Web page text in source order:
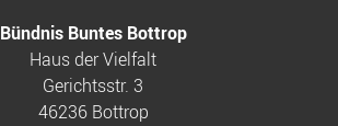
Bündnis Buntes Bottrop
Haus der Vielfalt
Gerichtsstr. 3
46236 Bottrop